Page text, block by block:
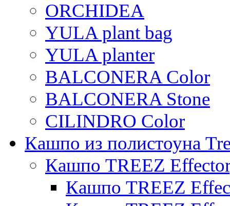
ORCHIDEA
YULA plant bag
YULA planter
BALCONERA Color
BALCONERA Stone
CILINDRO Color
Кашпо из полистоуна
Кашпо TREEZ
Кашпо TREEZ